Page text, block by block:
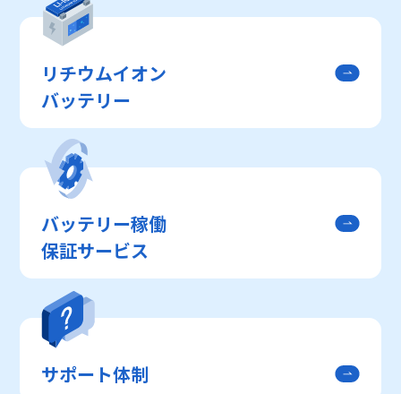
リチウムイオン
バッテリー
バッテリー稼働
保証サービス
サポート体制